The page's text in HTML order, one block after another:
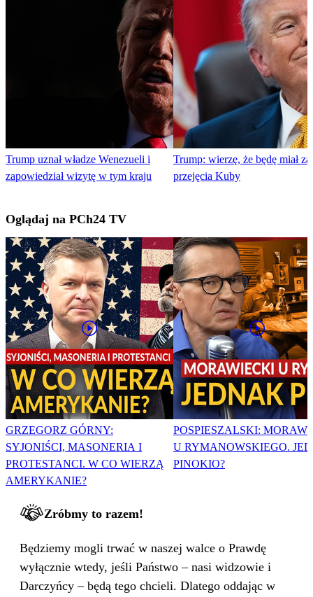
Trump uznał władze Wenezueli i
zapowiedział wizytę w tym kraju
Trump: wierzę, że będę miał
przejęcia Kuby
Oglądaj na PCh24 TV
GRZEGORZ GÓRNY:
SYJONIŚCI, MASONERIA I
PROTESTANCI. W CO WIERZĄ
AMERYKANIE?
POSPIESZALSKI:
U RYMANOWSKIEGO.
PINOKIO?
Zróbmy to razem!
Będziemy mogli trwać w naszej walce o Prawdę
wyłącznie wtedy, jeśli Państwo – nasi widzowie i
Darczyńcy – będą tego chcieli. Dlatego oddając w